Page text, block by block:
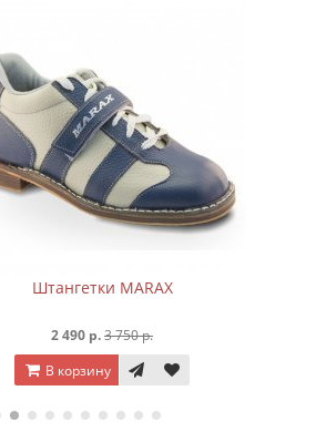
Штангетки MARAX
2 490 р.3 750 р.
В корзину